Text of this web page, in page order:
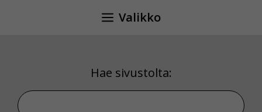
Valikko
Hae sivustolta:
Hae sivustolta